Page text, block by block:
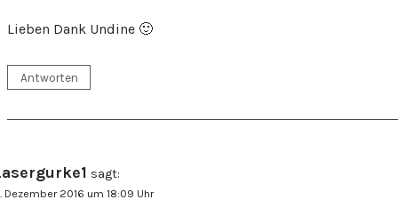
Lieben Dank Undine 🙂
Antworten
sagt:
Dezember 2016 um 18:09 Uhr